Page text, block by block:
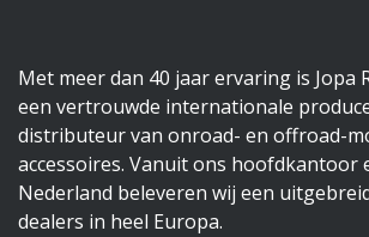
Met meer dan 40 jaar ervaring is Jopa
een vertrouwde internationale
distributeur van onroad- en offroad-
accessoires. Vanuit ons hoofdkantoor
Nederland beleveren wij een
dealers in heel Europa.